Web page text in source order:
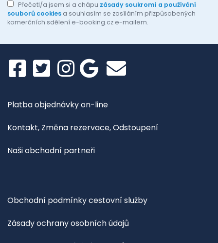
Přečetl/a jsem si a chápu zásady soukromí a používání
souborů cookies a souhlasím se zasíláním přizpůsobených
komerčních sdělení e-booking.cz e-mailem.
Platba objednávky on-line
Kontakt, Změna rezervace, Odstoupení
Naši obchodní partneři
Obchodní podmínky cestovní služby
Zásady ochrany osobních údajů